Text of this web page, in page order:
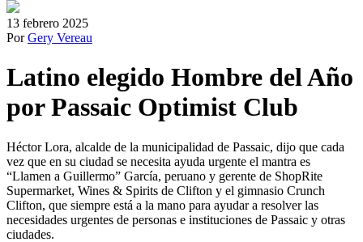
13 febrero 2025
PorGery Vereau
Latino elegido Hombre del Año
por Passaic Optimist Club
Héctor Lora, alcalde de la municipalidad de Passaic, dijo que cada
vez que en su ciudad se necesita ayuda urgente el mantra es
“Llamen a Guillermo” García, peruano y gerente de ShopRite
Supermarket, Wines & Spirits de Clifton y el gimnasio Crunch
Clifton, que siempre está a la mano para ayudar a resolver las
necesidades urgentes de personas e instituciones de Passaic y otras
ciudades.